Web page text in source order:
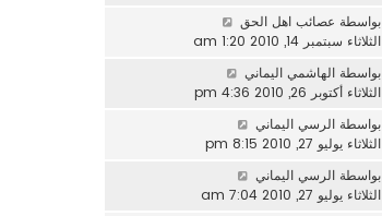
بواسطة عصائب اهل الحق
الثلاثاء سبتمبر 14, 2010 1:20 am
بواسطة الهاشمي اليماني
الثلاثاء أكتوبر 26, 2010 4:36 pm
بواسطة الرسي اليماني
الثلاثاء يوليو 27, 2010 8:15 pm
بواسطة الرسي اليماني
الثلاثاء يوليو 27, 2010 7:04 am